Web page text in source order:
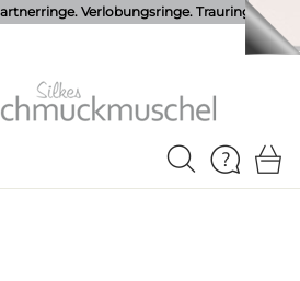
Verlobungsringe. Trauringe.